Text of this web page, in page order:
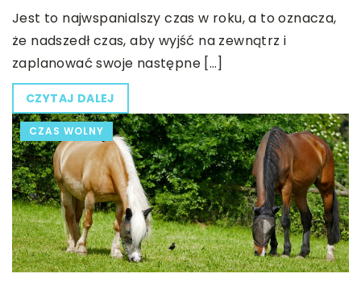
Jest to najwspanialszy czas w roku, a to oznacza,
że nadszedł czas, aby wyjść na zewnątrz i
zaplanować swoje następne […]
CZYTAJ DALEJ
CZAS WOLNY